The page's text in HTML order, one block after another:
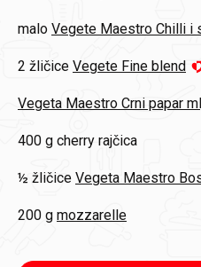
malo Vegete Maestro Chilli i
2 žličice Vegete Fine blend
Vegeta Maestro Crni papar
400 g cherry rajčica
½ žličice Vegeta Maestro
200 g mozzarelle